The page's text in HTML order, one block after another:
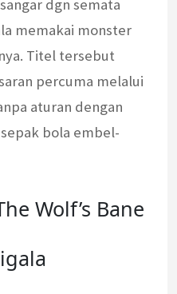
dgn semata
memakai monster
Titel tersebut
percuma melalui
aturan dengan
bola embel-
Wolf’s Bane